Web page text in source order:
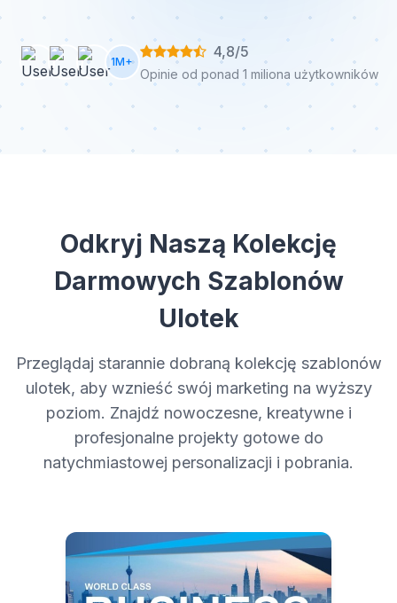
1M+
4,8/5
Opinie od ponad 1 miliona użytkowników
Odkryj Naszą Kolekcję
Darmowych Szablonów
Ulotek
Przeglądaj starannie dobraną kolekcję szablonów
ulotek, aby wznieść swój marketing na wyższy
poziom. Znajdź nowoczesne, kreatywne i
profesjonalne projekty gotowe do
natychmiastowej personalizacji i pobrania.